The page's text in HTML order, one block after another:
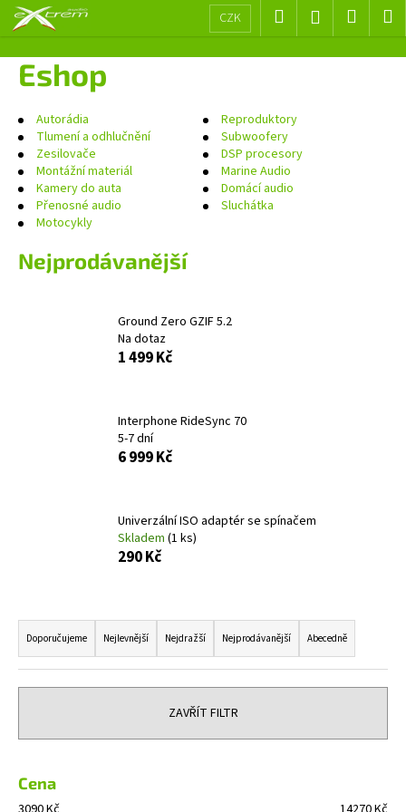
Přejít
CZK Hledat Přihlášení
košík
Eshop
Autorádia
Reproduktory
Tlumení a odhlučnění
Subwoofery
Zesilovače
DSP procesory
Montážní materiál
Marine Audio
Kamery do auta
Domácí audio
Přenosné audio
Sluchátka
Motocykly
Nejprodávanější
Ground Zero GZIF 5.2
Na dotaz
1 499 Kč
Interphone RideSync 70
5-7 dní
6 999 Kč
Univerzální ISO adaptér se spínačem
Skladem (1 ks)
290 Kč
Ř
a
z
e
í
r
o
Doporučujeme Nejlevnější Nejdražší Nejprodávanější Abecedně
ZAVŘÍT FILTR
Cena
š
o
p
o
t
ř
b
HLEDAT
D
p
r
u